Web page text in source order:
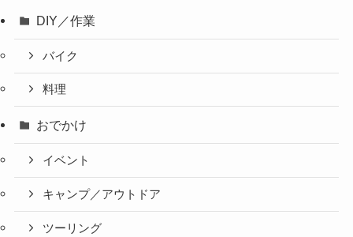
DIY／作業
バイク
料理
おでかけ
イベント
キャンプ／アウトドア
ツーリング